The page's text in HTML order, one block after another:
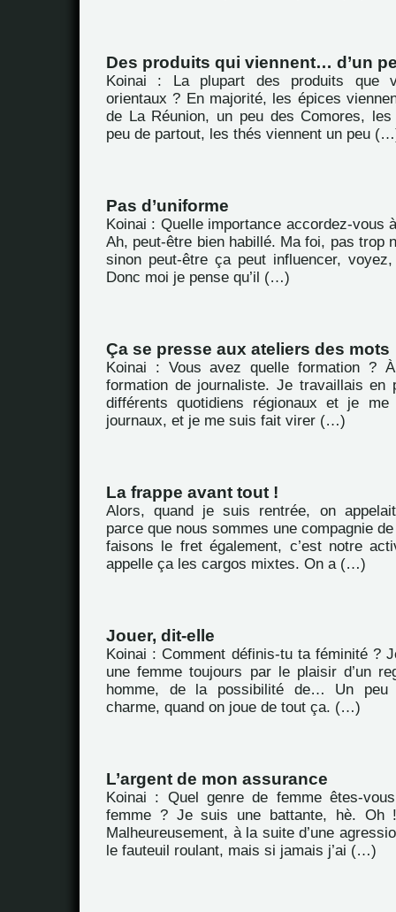
Des produits qui viennent… d’un
Koinai : La plupart des produits que
orientaux ? En majorité, les épices
de La Réunion, un peu des Comores,
peu de partout, les thés viennent un peu
Pas d’uniforme
Koinai : Quelle importance accordez-vous
Ah, peut-être bien habillé. Ma foi, pas trop
sinon peut-être ça peut influencer,
Donc moi je pense qu’il (…)
Ça se presse aux ateliers des mots
Koinai : Vous avez quelle formation ?
formation de journaliste. Je travaillais en
différents quotidiens régionaux et je
journaux, et je me suis fait virer (…)
La frappe avant tout !
Alors, quand je suis rentrée, on
parce que nous sommes une compagnie
faisons le fret également, c’est notre
appelle ça les cargos mixtes. On a (…)
Jouer, dit-elle
Koinai : Comment définis-tu ta féminité ?
une femme toujours par le plaisir d’un
homme, de la possibilité de… Un peu
charme, quand on joue de tout ça. (…)
L’argent de mon assurance
Koinai : Quel genre de femme êtes-
femme ? Je suis une battante, hè. Oh !
Malheureusement, à la suite d’une
le fauteuil roulant, mais si jamais j’ai (…)